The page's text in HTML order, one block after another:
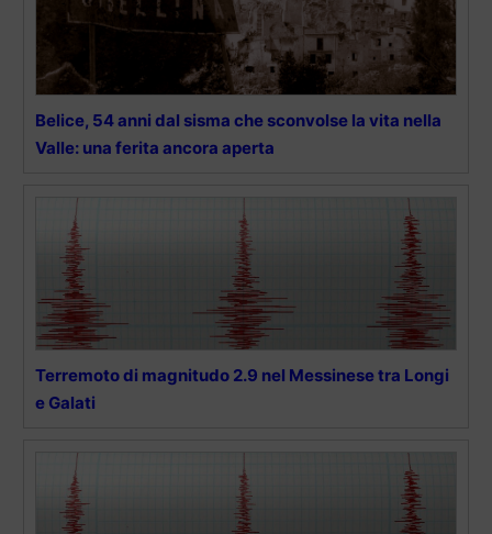
Belice, 54 anni dal sisma che sconvolse la vita nella
Valle: una ferita ancora aperta
Terremoto di magnitudo 2.9 nel Messinese tra Longi
e Galati